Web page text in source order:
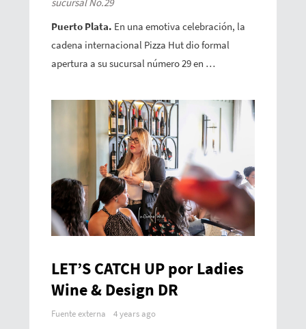
Puerto Plata. En una emotiva celebración, la
cadena internacional Pizza Hut dio formal
apertura a su sucursal número 29 en …
LET’S CATCH UP por Ladies
Wine & Design DR
Fuente externa 4 years ago